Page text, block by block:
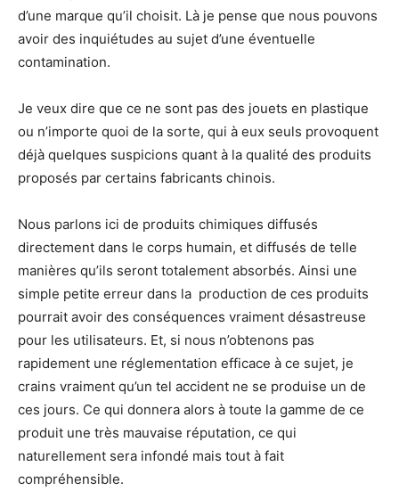
d’une marque qu’il choisit. Là je pense que nous pouvons
avoir des inquiétudes au sujet d’une éventuelle
contamination.
Je veux dire que ce ne sont pas des jouets en plastique
ou n’importe quoi de la sorte, qui à eux seuls provoquent
déjà quelques suspicions quant à la qualité des produits
proposés par certains fabricants chinois.
Nous parlons ici de produits chimiques diffusés
directement dans le corps humain, et diffusés de telle
manières qu’ils seront totalement absorbés. Ainsi une
simple petite erreur dans la production de ces produits
pourrait avoir des conséquences vraiment désastreuse
pour les utilisateurs. Et, si nous n’obtenons pas
rapidement une réglementation efficace à ce sujet, je
crains vraiment qu’un tel accident ne se produise un de
ces jours. Ce qui donnera alors à toute la gamme de ce
produit une très mauvaise réputation, ce qui
naturellement sera infondé mais tout à fait
compréhensible.